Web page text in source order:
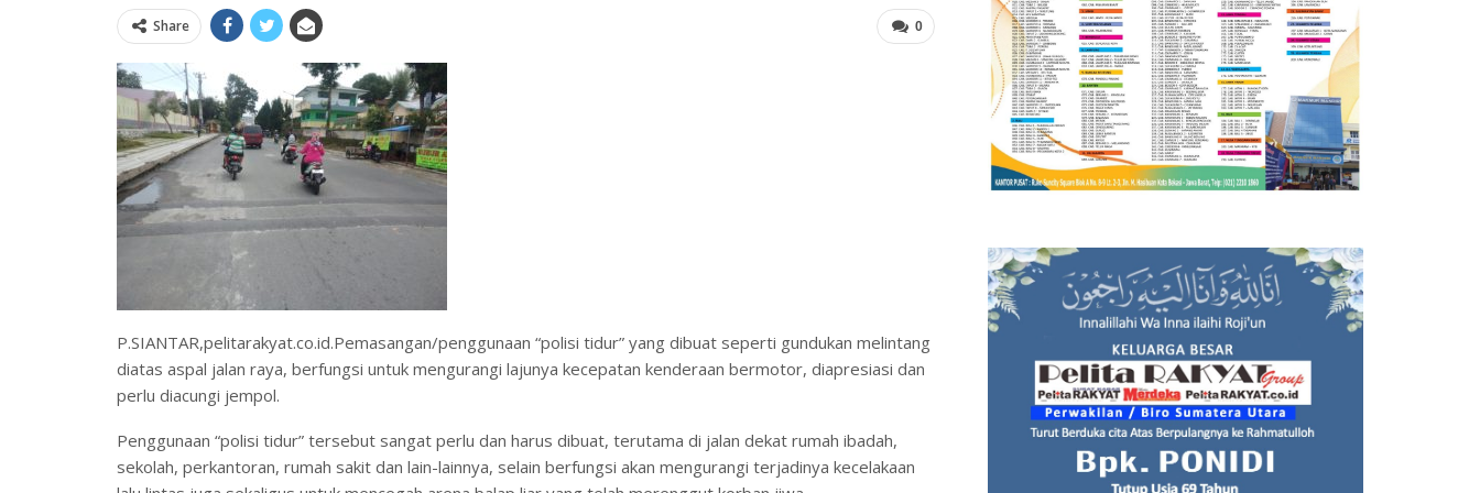
0
Share
P.SIANTAR,pelitarakyat.co.id.Pemasangan/penggunaan “polisi tidur” yang dibuat seperti gundukan melintang
diatas aspal jalan raya, berfungsi untuk mengurangi lajunya kecepatan kenderaan bermotor, diapresiasi dan
perlu diacungi jempol.
Penggunaan “polisi tidur” tersebut sangat perlu dan harus dibuat, terutama di jalan dekat rumah ibadah,
sekolah, perkantoran, rumah sakit dan lain-lainnya, selain berfungsi akan mengurangi terjadinya kecelakaan